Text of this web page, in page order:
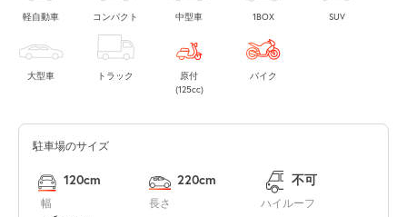
軽自動車 コンパクト 中型車 1BOX SUV
大型車 トラック
原付
(125cc)
バイク
駐車場のサイズ
幅
120cm
長さ
220cm
ハイルーフ
不可